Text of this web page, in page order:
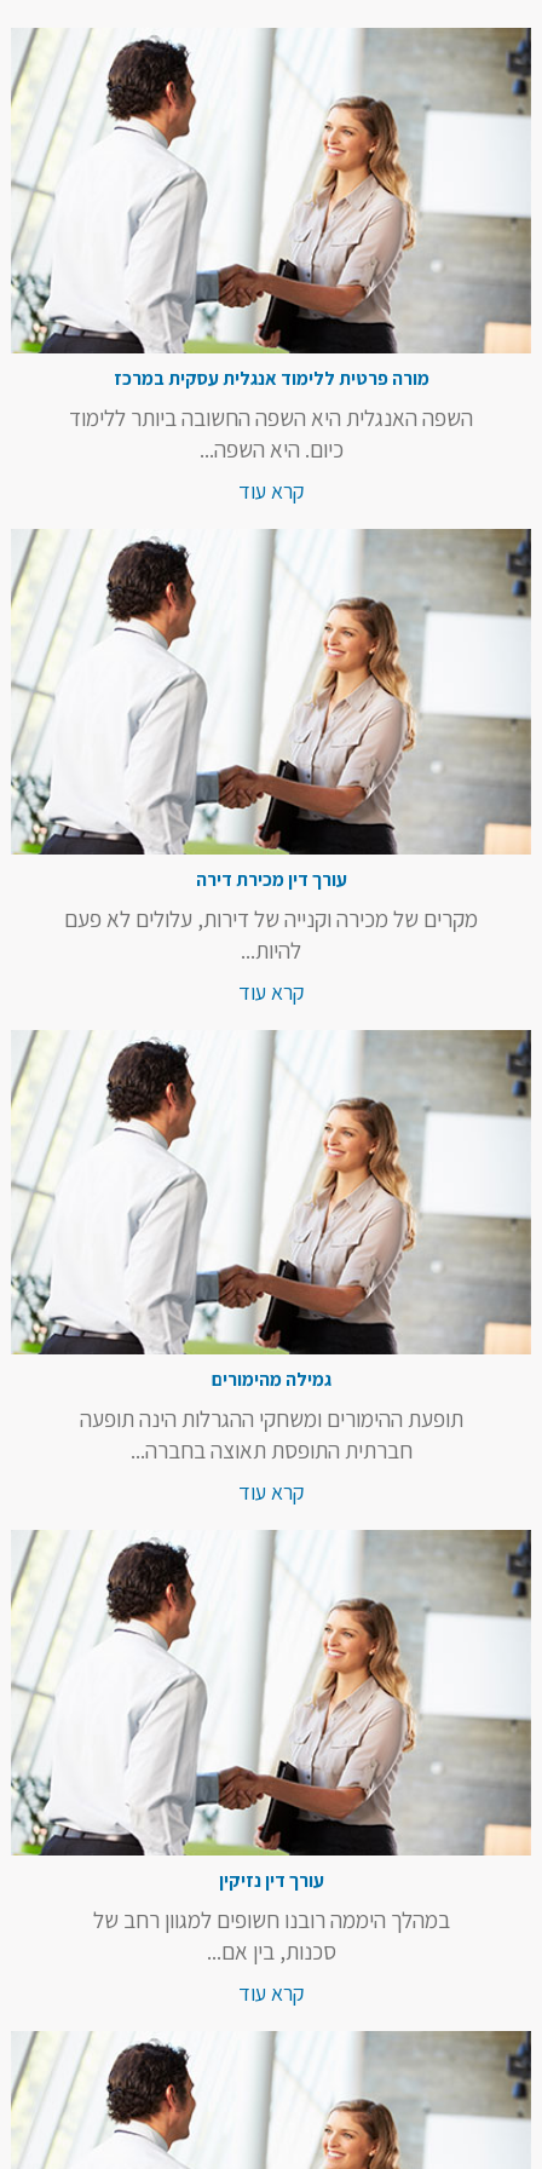
מורה פרטית ללימוד אנגלית עסקית במרכז
השפה האנגלית היא השפה החשובה ביותר ללימוד
כיום. היא השפה...
קרא עוד
עורך דין מכירת דירה
מקרים של מכירה וקנייה של דירות, עלולים לא פעם
להיות...
קרא עוד
גמילה מהימורים
תופעת ההימורים ומשחקי ההגרלות הינה תופעה
חברתית התופסת תאוצה בחברה...
קרא עוד
עורך דין נזיקין
במהלך היממה רובנו חשופים למגוון רחב של
סכנות, בין אם...
קרא עוד